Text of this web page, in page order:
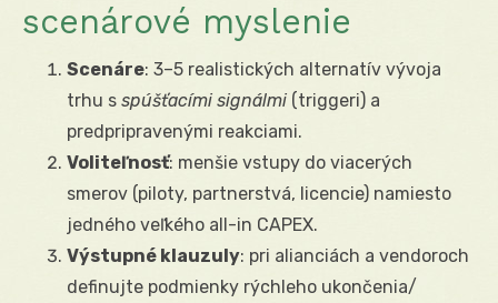
scenárové myslenie
Scenáre: 3–5 realistických alternatív vývoja
trhu s spúšťacími signálmi (triggeri) a
predpripravenými reakciami.
Voliteľnosť: menšie vstupy do viacerých
smerov (piloty, partnerstvá, licencie) namiesto
jedného veľkého all-in CAPEX.
Výstupné klauzuly: pri alianciách a vendoroch
definujte podmienky rýchleho ukončenia/